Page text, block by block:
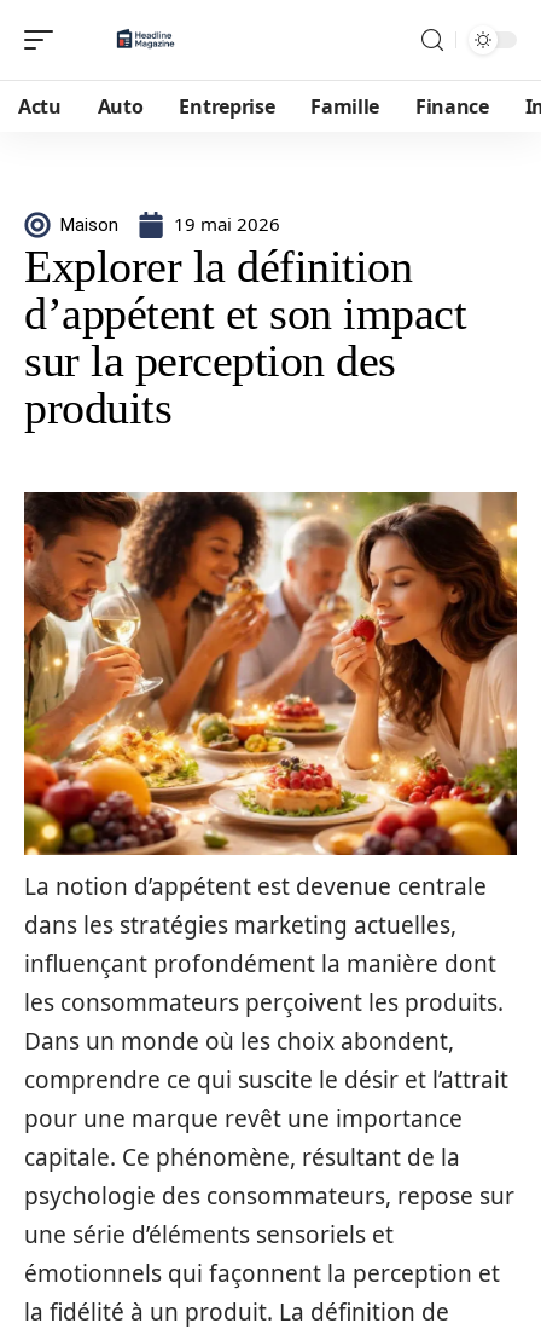
Actu Auto Entreprise Famille Finance
Maison 19 mai 2026
Explorer la définition
d’appétent et son impact
sur la perception des
produits
La notion d’appétent est devenue centrale
dans les stratégies marketing actuelles,
influençant profondément la manière dont
les consommateurs perçoivent les produits.
Dans un monde où les choix abondent,
comprendre ce qui suscite le désir et l’attrait
pour une marque revêt une importance
capitale. Ce phénomène, résultant de la
psychologie des consommateurs, repose sur
une série d’éléments sensoriels et
émotionnels qui façonnent la perception et
la fidélité à un produit. La définition de